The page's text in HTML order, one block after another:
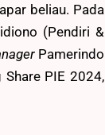
beliau. Pada
(Pendiri &
Pamerindo
PIE 2024,